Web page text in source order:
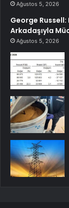
Ağustos 5, 2026
George
Arkadaşıyla
Ağustos 5, 2026